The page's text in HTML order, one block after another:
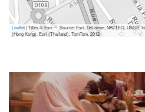
Leaflet| Tiles © Esri — Source: Esri, DeLorme, NAVTEQ, USGS,
(Hong Kong), Esri (Thailand), TomTom, 2012